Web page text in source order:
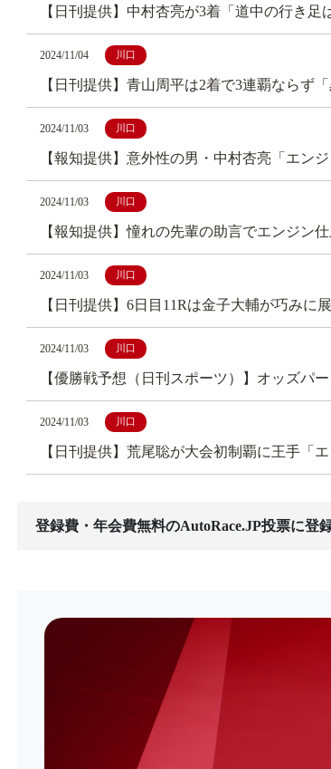
【日刊提供】中村杏亮が3着「道中の行き足
2024/11/04 川口
【日刊提供】青山周平は2着で3連覇ならず
2024/11/03 川口
【報知提供】意外性の男・中村杏亮「エン
2024/11/03 川口
【報知提供】憧れの先輩の助言でエンジン
2024/11/03 川口
【日刊提供】6日目11Rは金子大輔が巧みに
2024/11/03 川口
【優勝戦予想（日刊スポーツ）】オッズパ
2024/11/03 川口
【日刊提供】荒尾聡が大会初制覇に王手「
登録費・年会費無料のAutoRace.JP投票に登